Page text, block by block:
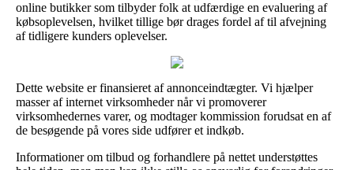
online butikker som tilbyder folk at udfærdige en evaluering af
købsoplevelsen, hvilket tillige bør drages fordel af til afvejning
af tidligere kunders oplevelser.
Dette website er finansieret af annonceindtægter. Vi hjælper
masser af internet virksomheder når vi promoverer
virksomhedernes varer, og modtager kommission forudsat en af
de besøgende på vores side udfører et indkøb.
Informationer om tilbud og forhandlere på nettet understøttes